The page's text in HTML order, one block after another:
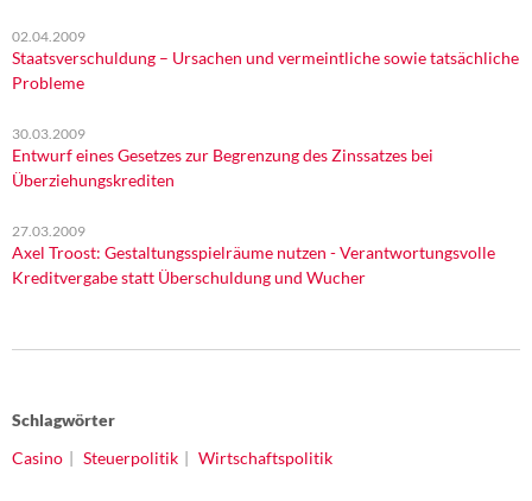
02.04.2009
Staatsverschuldung – Ursachen und vermeintliche sowie tatsächliche
Probleme
30.03.2009
Entwurf eines Gesetzes zur Begrenzung des Zinssatzes bei
Überziehungskrediten
27.03.2009
Axel Troost: Gestaltungsspielräume nutzen - Verantwortungsvolle
Kreditvergabe statt Überschuldung und Wucher
Schlagwörter
Casino
Steuerpolitik Wirtschaftspolitik